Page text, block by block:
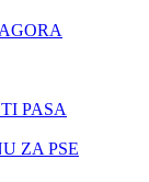
PASA
ZA PSE